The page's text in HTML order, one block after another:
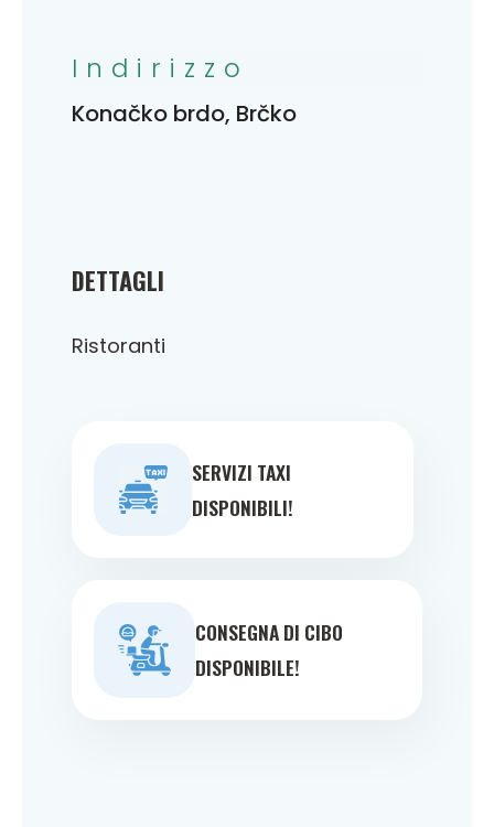
DETTAGLI
Ristoranti
SERVIZI TAXI
DISPONIBILI!
CONSEGNA DI CIBO
DISPONIBILE!
Indirizzo
Konačko brdo, Brčko